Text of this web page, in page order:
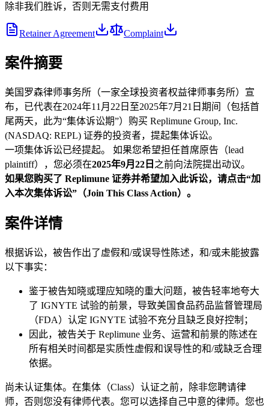
除非我们胜诉，否则无需支付费用
Retainer Agreement Complaint
案件摘要
美国罗森律师事务所（一家全球投资者权益律师事务所）宣
布，已代表在2024年11月22日至2025年7月21日期间（包括首
尾两天，此为“集体诉讼期”）购买 Replimune Group, Inc.
(NASDAQ: REPL) 证券的投资者，提起集体诉讼。
一项集体诉讼已经提起。 如果您希望担任首席原告（lead
plaintiff），您必须在2025年9月22日 之前向法院提出动议。
如果您购买了 Replimune 证券并希望加入此诉讼，请点击“加
入本次集体诉讼”（Join This Class Action）。
案件详情
根据诉讼，被告作出了虚假和/或误导性陈述，和/或未能披露
以下事实：
鉴于被告知晓或理应知晓的重大问题，被告轻率地夸大
了 IGNYTE 试验的前景，导致美国食品药品监督管理局
（FDA）认定 IGNYTE 试验不充分且缺乏良好控制；
因此，被告关于 Replimune 业务、运营和前景的陈述在
所有相关时间都是实质性虚假和误导性的和/或缺乏合理
依据。
尚未认证集体。在集体（Class）认证之前，除非您聘请律
师，否则您没有律师代表。您可以选择自己中意的律师。您也